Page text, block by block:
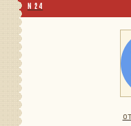
N 24